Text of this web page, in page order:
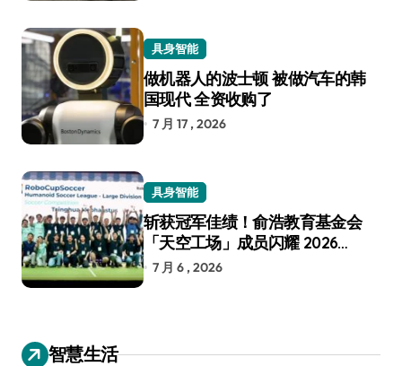
具身智能
做机器人的波士顿 被做汽车的韩
国现代 全资收购了
7 月 17 , 2026
具身智能
斩获冠军佳绩！俞浩教育基金会
「天空工场」成员闪耀 2026
RoboCup 机器人世界杯
7 月 6 , 2026
智慧生活